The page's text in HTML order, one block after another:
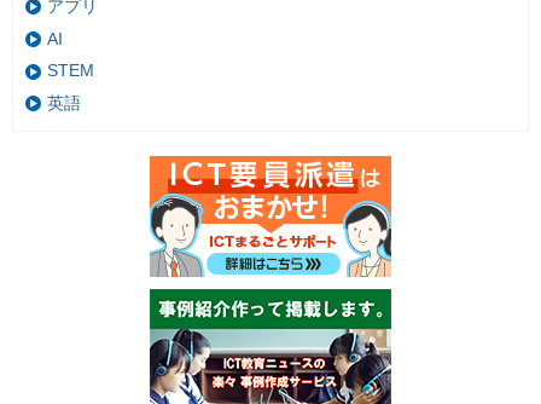
アプリ
AI
STEM
英語